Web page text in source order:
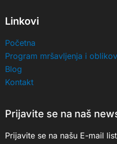
Linkovi
Početna
Program mršavljenja i
Blog
Kontakt
Prijavite se na naš
Prijavite se na našu E-mail